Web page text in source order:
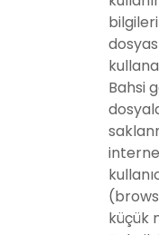
Bahsi
küçük